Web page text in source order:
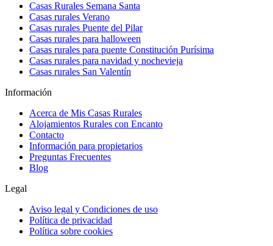
Casas Rurales Semana Santa
Casas rurales Verano
Casas rurales Puente del Pilar
Casas rurales para halloween
Casas rurales para puente Constitución Purísima
Casas rurales para navidad y nochevieja
Casas rurales San Valentín
Información
Acerca de Mis Casas Rurales
Alojamientos Rurales con Encanto
Contacto
Información para propietarios
Preguntas Frecuentes
Blog
Legal
Aviso legal y Condiciones de uso
Política de privacidad
Política sobre cookies